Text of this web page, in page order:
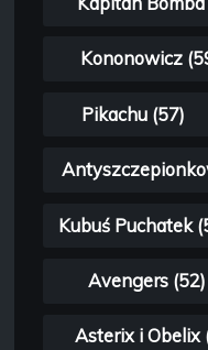
Kononowicz
Pikachu (57)
Kubuś Puchatek
Avengers (52)
Asterix i Obelix